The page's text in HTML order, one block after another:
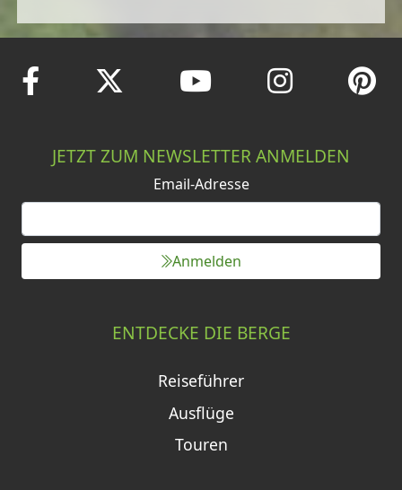
JETZT ZUM NEWSLETTER ANMELDEN
Email-Adresse
Anmelden
ENTDECKE DIE BERGE
Reiseführer
Ausflüge
Touren